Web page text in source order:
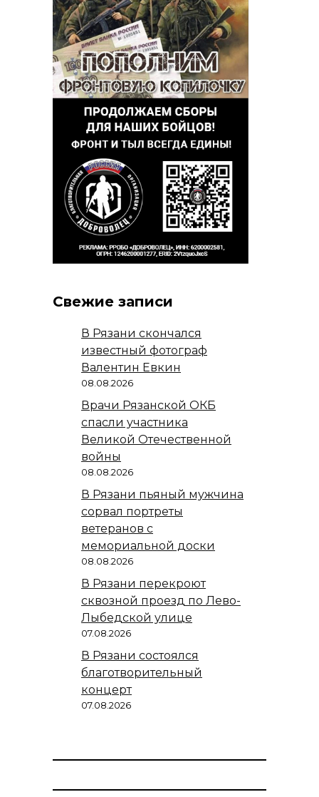
Свежие записи
В Рязани скончался
известный фотограф
Валентин Евкин
08.08.2026
Врачи Рязанской ОКБ
спасли участника
Великой Отечественной
войны
08.08.2026
В Рязани пьяный мужчина
сорвал портреты
ветеранов с
мемориальной доски
08.08.2026
В Рязани перекроют
сквозной проезд по Лево-
Лыбедской улице
07.08.2026
В Рязани состоялся
благотворительный
концерт
07.08.2026